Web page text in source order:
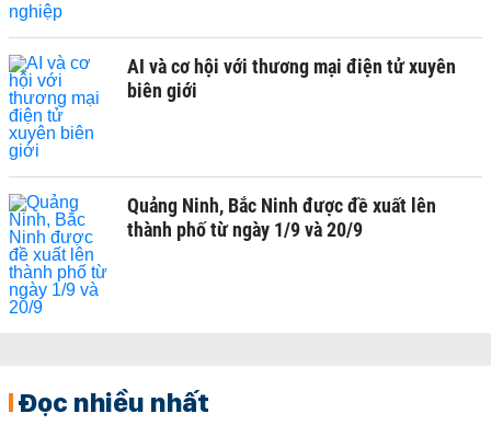
AI và cơ hội với thương mại điện tử xuyên
biên giới
Quảng Ninh, Bắc Ninh được đề xuất lên
thành phố từ ngày 1/9 và 20/9
Đọc nhiều nhất